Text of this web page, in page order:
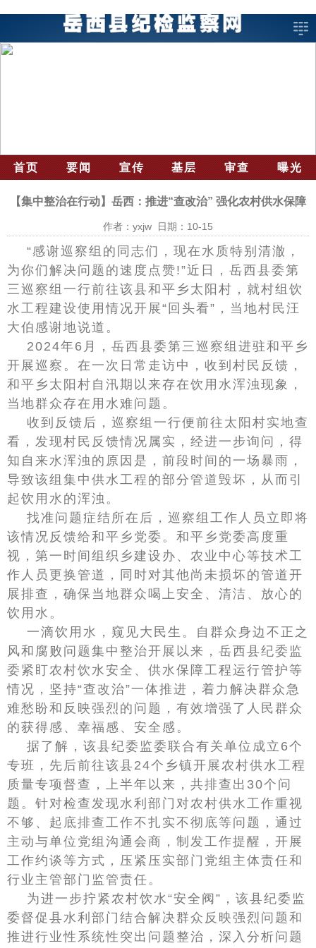
首页 要闻 宣传 基层 审查 曝光
【集中整治在行动】岳西：推进“查改治” 强化农村供水保障
作者：yxjw 日期：10-15
“感谢巡察组的同志们，现在水质特别清澈，
为你们解决问题的速度点赞!”近日，岳西县委第
三巡察组一行前往该县和平乡太阳村，就村组饮
水工程建设使用情况开展“回头看”，当地村民汪
大伯感谢地说道。
2024年6月，岳西县委第三巡察组进驻和平乡
开展巡察。在一次日常走访中，收到村民反馈，
和平乡太阳村自汛期以来存在饮用水浑浊现象，
当地群众存在用水难问题。
收到反馈后，巡察组一行便前往太阳村实地查
看，发现村民反馈情况属实，经进一步询问，得
知自来水浑浊的原因是，前段时间的一场暴雨，
导致该组集中供水工程的部分管道毁坏，从而引
起饮用水的浑浊。
找准问题症结所在后，巡察组工作人员立即将
该情况反馈给和平乡党委。和平乡党委高度重
视，第一时间组织乡建设办、农业中心等技术工
作人员更换管道，同时对其他尚未损坏的管道开
展排查，确保当地群众喝上安全、清洁、放心的
饮用水。
一滴饮用水，窥见大民生。自群众身边不正之
风和腐败问题集中整治开展以来，岳西县纪委监
委紧盯农村饮水安全、供水保障工程运行管护等
情况，坚持“查改治”一体推进，着力解决群众急
难愁盼和反映强烈的问题，有效增强了人民群众
的获得感、幸福感、安全感。
据了解，该县纪委监委联合有关单位成立6个
专班，先后前往该县24个乡镇开展农村供水工程
质量专项督查，上半年以来，共排查出30个问
题。针对检查发现水利部门对农村供水工作重视
不够、起底排查工作不扎实不彻底等问题，通过
主动与单位党组沟通会商，制发工作提醒，开展
工作约谈等方式，压紧压实部门党组主体责任和
行业主管部门监管责任。
为进一步拧紧农村饮水“安全阀”，该县纪委监
委督促县水利部门结合解决群众反映强烈问题和
推进行业性系统性突出问题整治，深入分析问题